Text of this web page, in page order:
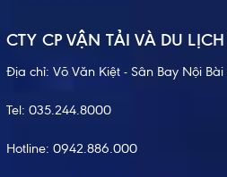
CTY CP VẬN TẢI VÀ DU
Địa chỉ: Võ Văn Kiệt - Sân Bay Nội
Tel: 035.244.8000
Hotline: 0942.886.000